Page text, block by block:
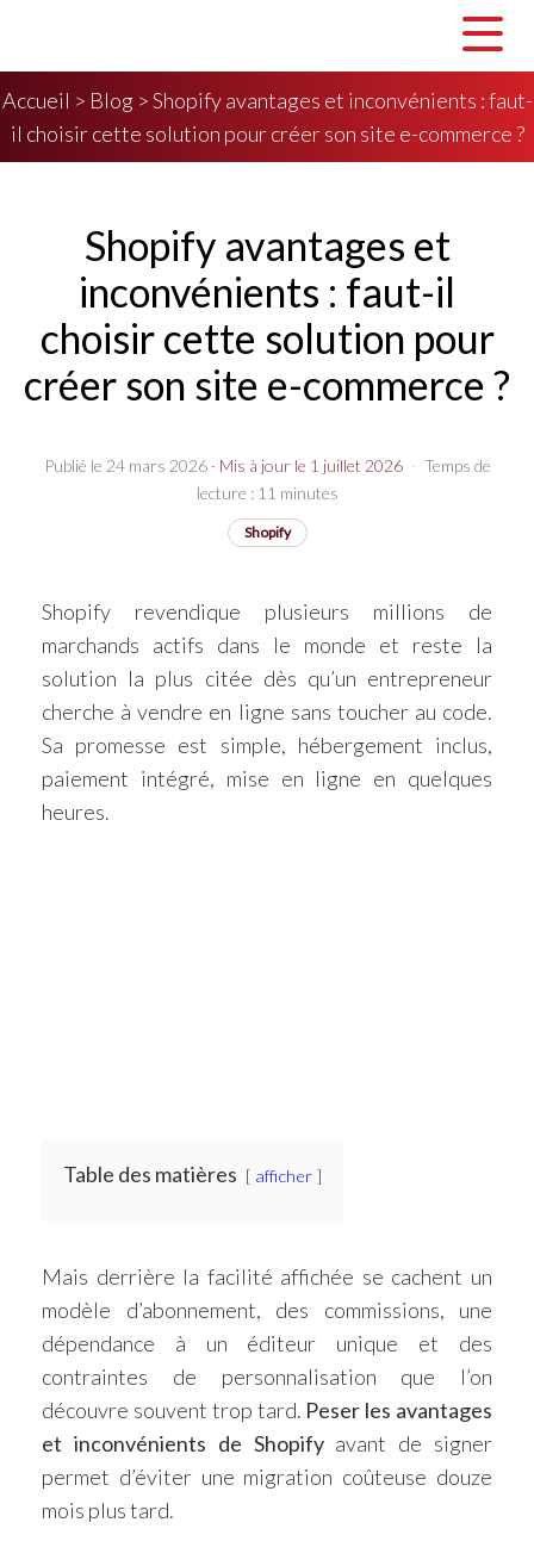
Accueil > Blog >Shopify avantages et inconvénients : faut-
il choisir cette solution pour créer son site e-commerce ?
Shopify avantages et
inconvénients : faut-il
choisir cette solution pour
créer son site e-commerce ?
Publié le 24 mars 2026· Mis à jour le 1 juillet 2026 · Temps de
lecture : 11 minutes
Shopify
Shopify revendique plusieurs millions de
marchands actifs dans le monde et reste la
solution la plus citée dès qu’un entrepreneur
cherche à vendre en ligne sans toucher au code.
Sa promesse est simple, hébergement inclus,
paiement intégré, mise en ligne en quelques
heures.
Table des matières afficher
Mais derrière la facilité affichée se cachent un
modèle d’abonnement, des commissions, une
dépendance à un éditeur unique et des
contraintes de personnalisation que l’on
découvre souvent trop tard. Peser les avantages
et inconvénients de Shopifyavant de signer
permet d’éviter une migration coûteuse douze
mois plus tard.